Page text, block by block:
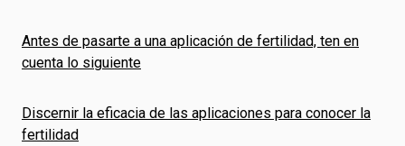
Antes de pasarte a una aplicación de fertilidad, ten en
cuenta lo siguiente
Discernir la eficacia de las aplicaciones para conocer la
fertilidad